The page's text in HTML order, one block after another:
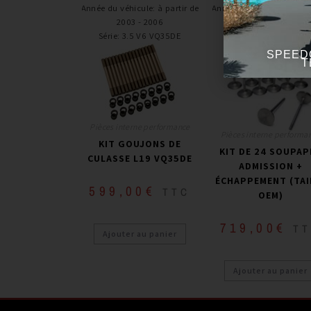
Année du véhicule: à partir de
2003 - 2006
Série: 3.5 V6 VQ35DE
KIT GOUJONS DE
CULASSE L19 VQ35DE
599,00 € TTC
Ajouter au panier
Année du véhicule
à
2003 - 2008
Série
3.5 V6
KIT DE 24
ADMISSION +
ÉCHAPPEMENT
OEM)
719,00 €
Ajouter au panier